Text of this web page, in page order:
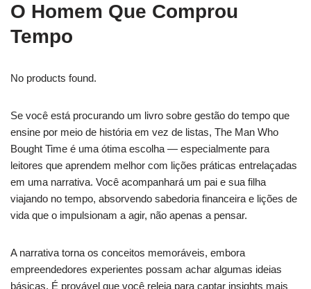
O Homem Que Comprou
Tempo
No products found.
Se você está procurando um livro sobre gestão do tempo que
ensine por meio de história em vez de listas, The Man Who
Bought Time é uma ótima escolha — especialmente para
leitores que aprendem melhor com lições práticas entrelaçadas
em uma narrativa. Você acompanhará um pai e sua filha
viajando no tempo, absorvendo sabedoria financeira e lições de
vida que o impulsionam a agir, não apenas a pensar.
A narrativa torna os conceitos memoráveis, embora
empreendedores experientes possam achar algumas ideias
básicas. É provável que você releia para captar insights mais